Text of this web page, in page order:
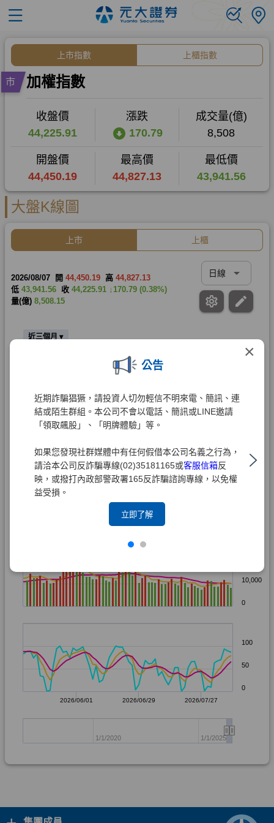
×
公告
近期詐騙猖獗，請投資人切勿輕信不明來電、簡訊、連
結或陌生群組。本公司不會以電話、簡訊或LINE邀請
「領取飆股」、「明牌體驗」等。
如果您發現社群媒體中有任何假借本公司名義之行為，
請洽本公司反詐騙專線(02)35181165或客服信箱反
映，或撥打內政部警政署165反詐騙諮詢專線，以免權
益受損。
立即了解